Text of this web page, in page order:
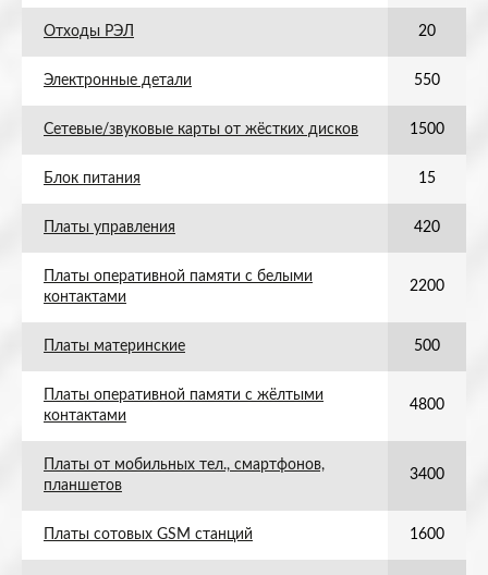
Отходы РЭЛ 20
Электронные детали 550
Сетевые/звуковые карты от жёстких дисков 1500
Блок питания 15
Платы управления 420
Платы оперативной памяти с белыми
контактами
2200
Платы материнские 500
Платы оперативной памяти с жёлтыми
контактами
4800
Платы от мобильных тел., смартфонов,
планшетов
3400
Платы сотовых GSM станций 1600